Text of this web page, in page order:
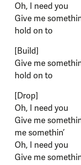
Oh, I need you
Give me
hold on to
[Build]
Give me
hold on to
[Drop]
Oh, I need you
Give me
me somethin’
Oh, I need you
Give me